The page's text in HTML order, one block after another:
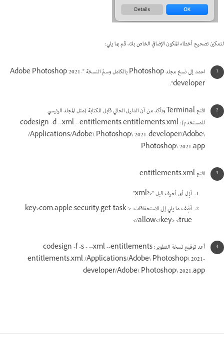
لتمكين تصحيح أخطاء المكون الإضافي الخاص بك، قم بما يلي:
اعمد إلى نسخ مجلد Photoshop بالكامل وسمَّ النسخة "Adobe Photoshop 2021-
developer".
افتح Terminal وتأكد من أن الدليل الحالي قابل للكتابة (مثل المجلد الرئيسي
للمستخدم): codesign -d --xml --entitlements entitlements.xml
/Applications/Adobe\ Photoshop\ 2021-developer/Adobe\
Photoshop\ 2021.app
افتح entitlements.xml
أزِل أي أحرف قبل "<?xml"
أضِف ما يلي إلى الاستحقاقات: <key>com.apple.security.get-task-
allow</key> <true/>
أعد توقيع نسخة التطوير: codesign -f -s - --xml --entitlements
entitlements.xml /Applications/Adobe\ Photoshop\ 2021-
developer/Adobe\ Photoshop\ 2021.app